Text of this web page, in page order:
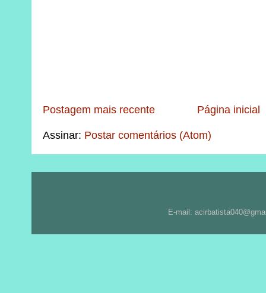
Postagem mais recente Página inicial
Assinar: Postar comentários (Atom)
E-mail: